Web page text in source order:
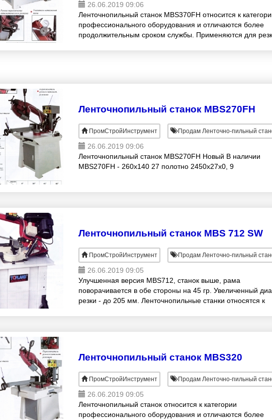
26.06.2019 09:06
Ленточнопильный станок MBS370FH относится к
профессионального оборудования и отличаются более
продолжительным сроком службы. Применяются для
Ленточнопильный станок MBS270FH
ПромСтройИнструмент Продам Ленточно-пильный
26.06.2019 09:06
Ленточнопильный станок MBS270FH Новый В наличии
MBS270FH - 260х140 27 полотно 2450х27х0, 9
Ленточнопильный станок MBS 712 SW
ПромСтройИнструмент Продам Ленточно-пильный
26.06.2019 09:05
Улучшенная версия MBS712, станок выше, рама
поворачивается в обе стороны на 45 гр. Увеличенный
резки - до 205 мм. Ленточнопильные станки относятся к
Ленточнопильный станок MBS320
ПромСтройИнструмент Продам Ленточно-пильный
26.06.2019 09:05
Ленточнопильный станок относится к категории
профессионального оборудования и отличаются более